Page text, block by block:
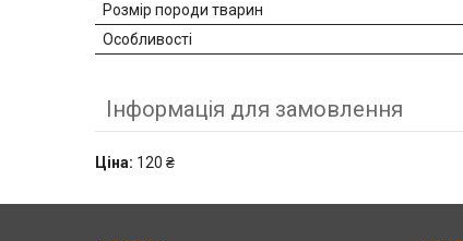
Розмір породи тварин
Особливості
Інформація для замовлення
Ціна: 120 ₴